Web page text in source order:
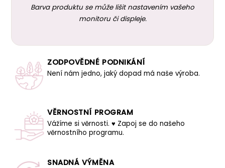
Barva produktu se může lišit nastavením vašeho
monitoru či displeje.
ZODPOVĚDNÉ PODNIKÁNÍ
Není nám jedno, jaký dopad má naše výroba.
VĚRNOSTNÍ PROGRAM
Vážíme si věrnosti. ♥ Zapoj se do našeho
věrnostního programu.
SNADNÁ VÝMĚNA